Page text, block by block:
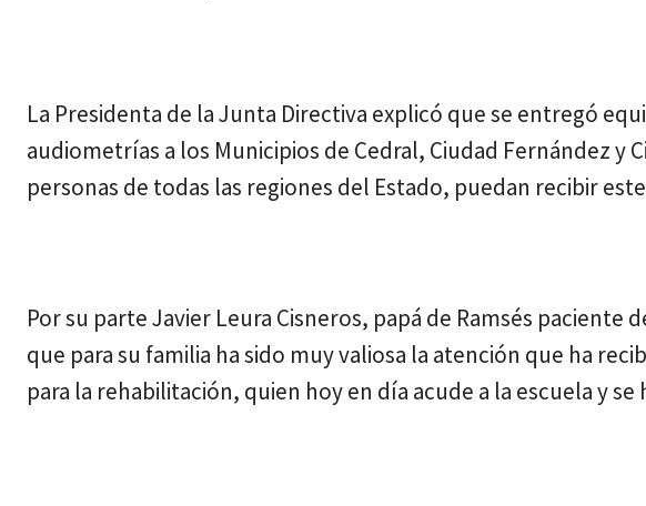
La Presidenta de la Junta Directiva explicó que se entregó
audiometrías a los Municipios de Cedral, Ciudad Fernández y
personas de todas las regiones del Estado, puedan recibir
Por su parte Javier Leura Cisneros, papá de Ramsés paciente
que para su familia ha sido muy valiosa la atención que ha
para la rehabilitación, quien hoy en día acude a la escuela y